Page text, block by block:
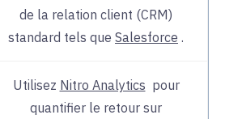
de la relation client (CRM)
standard tels que Salesforce .
Utilisez Nitro Analytics pour
quantifier le retour sur